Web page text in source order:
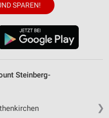
SPAREN!
❯
Steinberg-